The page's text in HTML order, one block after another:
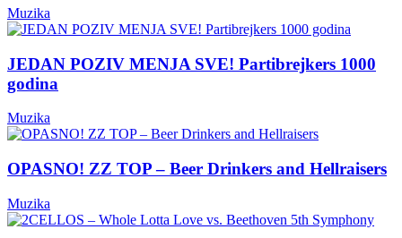
Muzika
JEDAN POZIV MENJA SVE! Partibrejkers 1000
godina
Muzika
OPASNO! ZZ TOP – Beer Drinkers and Hellraisers
Muzika